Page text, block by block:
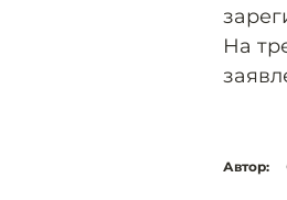
На
Автор: